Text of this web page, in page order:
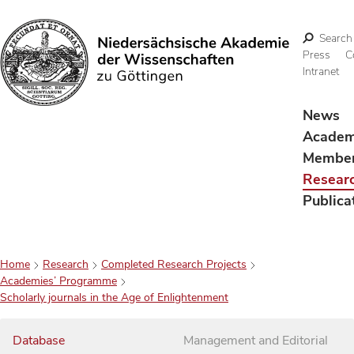
Search
Search
Press
Intranet
News
Home Research
Completed Research Projects
Academies’ Programme
Scholarly journals in the Age of Enlightenment
Database
Management and Editorial